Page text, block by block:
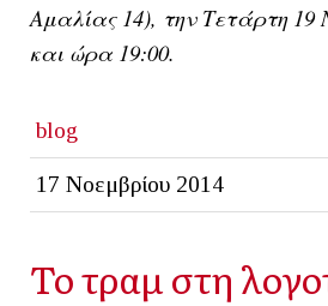
Αμαλίας 14), την Τετάρτη 19
και ώρα 19:00.
blog
17 Νοεμβρίου 2014
Το τραμ στη